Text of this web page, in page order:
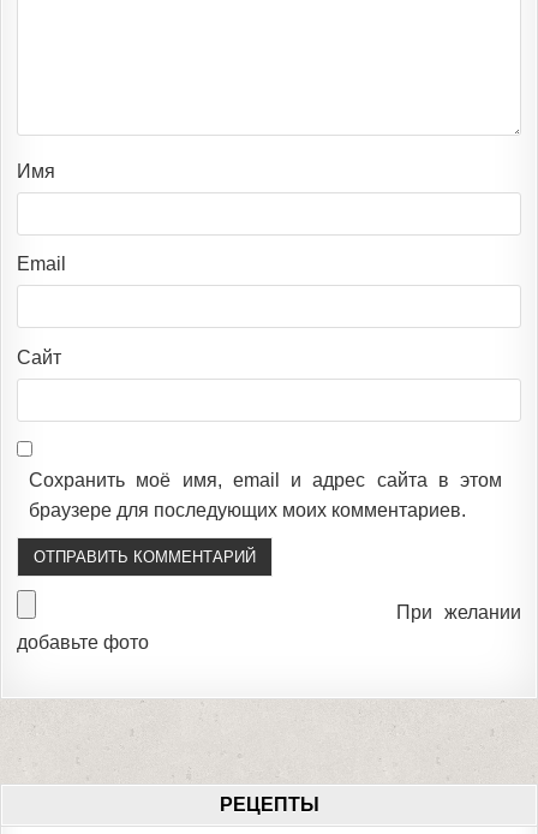
Имя
Email
Сайт
Сохранить моё имя, email и адрес сайта в этом
браузере для последующих моих комментариев.
При желании
добавьте фото
РЕЦЕПТЫ